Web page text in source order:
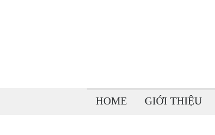
HOME GIỚI THIỆU